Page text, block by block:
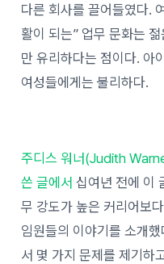
다른 회사를 끌어들였다.
활이 되는” 업무 문화는
만 유리하다는 점이다. 아
여성들에게는 불리하다.
주디스 워너(Judith
쓴 글에서십여년 전에 이
무 강도가 높은 커리어보
임원들의 이야기를 소개
서 몇 가지 문제를 제기하